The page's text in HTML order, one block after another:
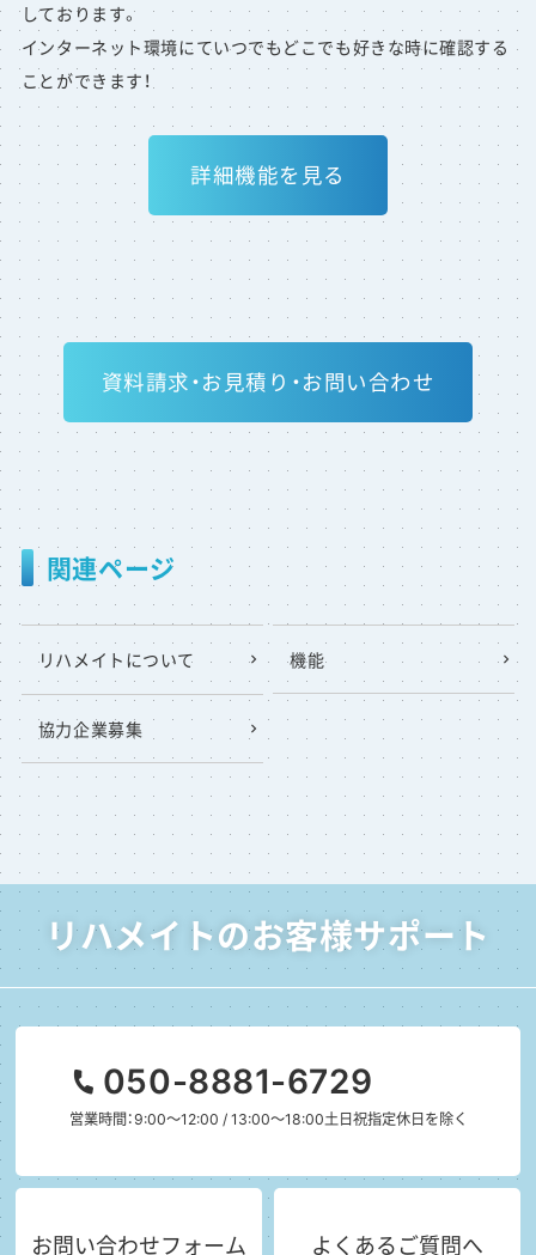
しております。
インターネット環境にていつでもどこでも好きな時に確認する
ことができます！
詳細機能を見る
資料請求・お見積り・お問い合わせ
関連ページ
リハメイトについて 機能
協力企業募集
リハメイトのお客様サポート
050-8881-6729
営業時間：9:00～12:00 / 13:00～18:00土日祝指定休日を除く
お問い合わせフォーム よくあるご質問へ